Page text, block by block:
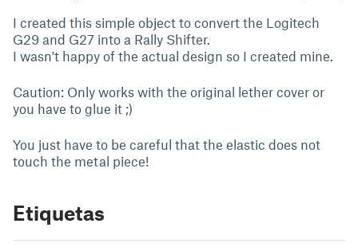
I created this simple object to convert the Logitech
G29 and G27 into a Rally Shifter.
I wasn't happy of the actual design so I created mine.
Caution: Only works with the original lether cover or
you have to glue it ;)
You just have to be careful that the elastic does not
touch the metal piece!
Etiquetas